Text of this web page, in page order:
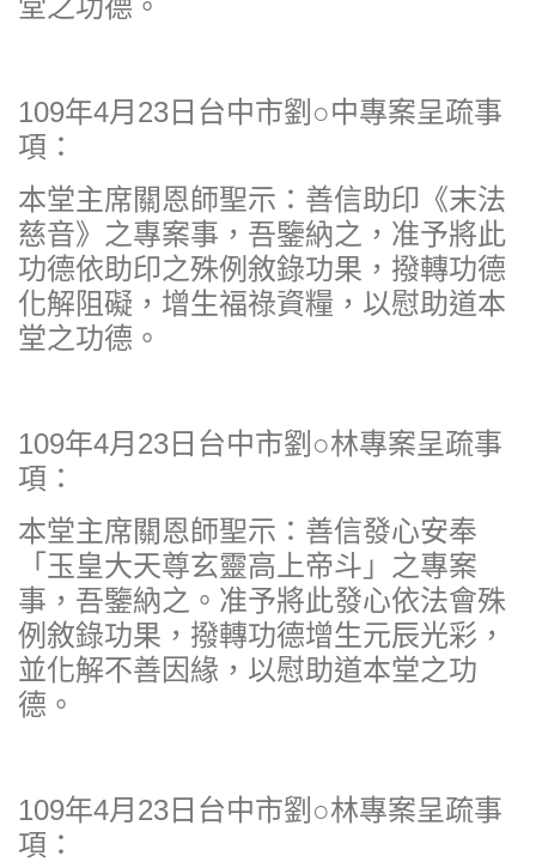
109年4月23日台中市劉○中專案呈疏事
項：
本堂主席關恩師聖示：善信助印《末法
慈音》之專案事，吾鑒納之，准予將此
功德依助印之殊例敘錄功果，撥轉功德
化解阻礙，增生福祿資糧，以慰助道本
堂之功德。
109年4月23日台中市劉○林專案呈疏事
項：
本堂主席關恩師聖示：善信發心安奉
「玉皇大天尊玄靈高上帝斗」之專案
事，吾鑒納之。准予將此發心依法會殊
例敘錄功果，撥轉功德增生元辰光彩，
並化解不善因緣，以慰助道本堂之功
德。
109年4月23日台中市劉○林專案呈疏事
項：